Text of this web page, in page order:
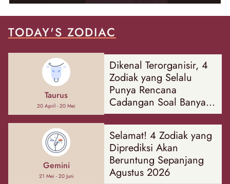
TODAY'S ZODIAC
Taurus
20 April - 20 Mei
Dikenal Terorganisir, 4
Zodiak yang Selalu
Punya Rencana
Cadangan Soal Banyak
Hal
Gemini
21 Mei - 20 Juni
Selamat! 4 Zodiak yang
Diprediksi Akan
Beruntung Sepanjang
Agustus 2026